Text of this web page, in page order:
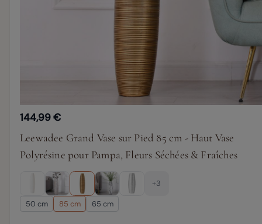
144,99 €
Leewadee Grand Vase sur Pied 85 cm - Haut Vase
Polyrésine pour Pampa, Fleurs Séchées & Fraîches
+3
50 cm 85 cm 65 cm